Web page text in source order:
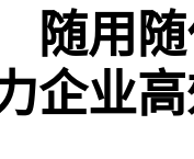
随用
企业